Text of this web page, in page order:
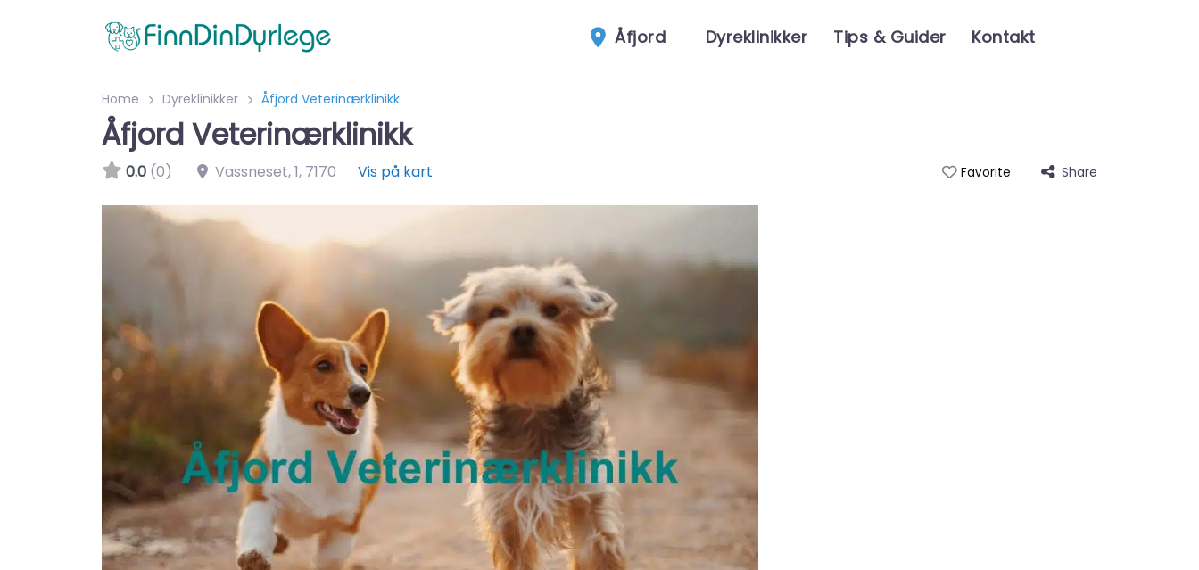
Åfjord Dyreklinikker Tips & Guider Kontakt
Home Dyreklinikker Åfjord Veterinærklinikk
Åfjord Veterinærklinikk
0.0 (0) Vassneset, 1, 7170 Vis på kart Favorite Share